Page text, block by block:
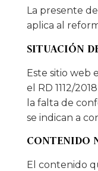
La presente
aplica al
SITUACIÓN
Este sitio web
el RD 1112/
la falta de
se indican a
CONTENIDO
El contenido